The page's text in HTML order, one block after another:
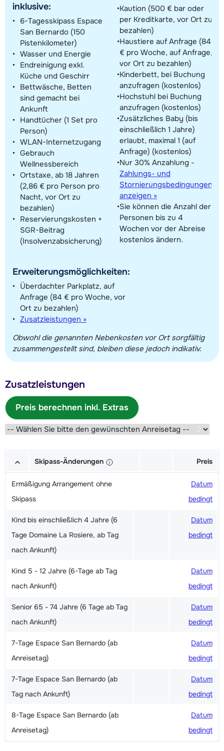
inklusive:
6-Tagesskipass Espace
San Bernardo (150
Pistenkilometer)
Wasser und Energie
Endreinigung exkl.
Küche und Geschirr
Bettwäsche, Betten
sind gemacht bei
Ankunft
Handtücher (1 Set pro
Person)
WLAN-Internetzugang
Gebrauch
Wellnessbereich
Ortstaxe, ab 18 Jahren
(2,86 € pro Person pro
Nacht, vor Ort zu
bezahlen)
Reservierungskosten +
SGR-Beitrag
(Insolvenzabsicherung)
Erweiterungsmöglichkeiten:
Überdachter Parkplatz, auf
Anfrage (84 € pro Woche, vor
Ort zu bezahlen)
Zusatzleistungen »
Kaution (500 € bar oder
per Kreditkarte, vor Ort zu
bezahlen)
Haustiere auf Anfrage (84
€ pro Woche, auf Anfrage,
vor Ort zu bezahlen)
Kinderbett, bei Buchung
anzufragen (kostenlos)
Hochstuhl bei Buchung
anzufragen (kostenlos)
Zusätzliches Baby (bis
einschließlich 1 Jahre)
erlaubt, maximal 1 (auf
Anfrage) (kostenlos)
Nur 30% Anzahlung -
Zahlungs- und
Stornierungsbedingungen
anzeigen »
Sie können die Anzahl der
Personen bis zu 4
Wochen vor der Abreise
kostenlos ändern.
Obwohl die genannten Nebenkosten vor Ort sorgfältig
zusammengestellt sind, bleiben diese jedoch indikativ.
Zusatzleistungen
Preis berechnen inkl. Extras
Skipass-Änderungen Preis
Ermäßigung Arrangement ohne
Skipass
Datum
bedingt
Kind bis einschließlich 4 Jahre (6
Tage Domaine La Rosiere, ab Tag
nach Ankunft)
Datum
bedingt
Kind 5 - 12 Jahre (6-Tage ab Tag
nach Ankunft)
Datum
bedingt
Senior 65 - 74 Jahre (6 Tage ab Tag
nach Ankunft)
Datum
bedingt
7-Tage Espace San Bernardo (ab
Anreisetag)
Datum
bedingt
7-Tage Espace San Bernardo (ab
Tag nach Ankunft)
Datum
bedingt
8-Tage Espace San Bernardo (ab
Anreisetag)
Datum
bedingt